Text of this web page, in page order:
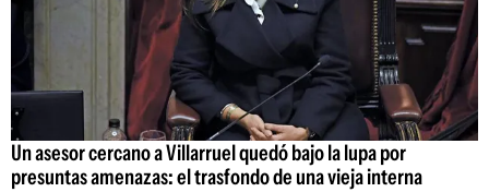
Un asesor cercano a Villarruel quedó bajo la lupa por
presuntas amenazas: el trasfondo de una vieja interna